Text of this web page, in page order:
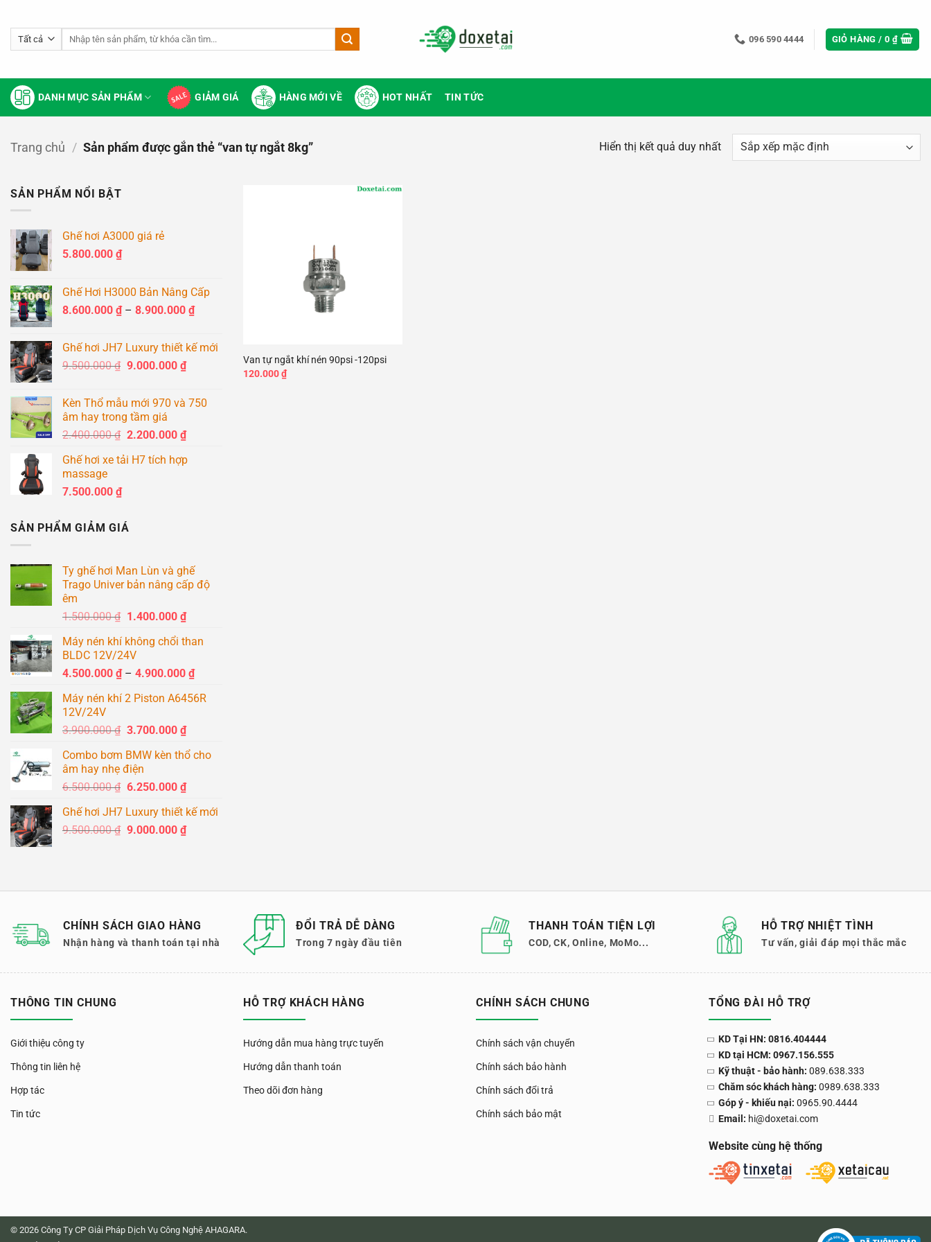
qua
096 590 4444 GIỎ HÀNG / 0 ₫
DANH MỤC SẢN PHẨM GIẢM GIÁ HÀNG MỚI VỀ HOT NHẤT TIN TỨC
Trang chủ / Sản phẩm được gắn thẻ “van tự ngắt 8kg” Hiển thị kết quả duy nhất
SẢN PHẨM NỔI BẬT
Ghế hơi A3000 giá rẻ
5.800.000 ₫
Ghế Hơi H3000 Bản Nâng Cấp
8.600.000 ₫ – 8.900.000 ₫Khoảng
8.600.000 ₫
Ghế hơi JH7 Luxury thiết kế mới
9.500.000₫ Giá
9.500.000 ₫.
9.000.000 ₫Giá
là:
Kèn Thổ mẫu mới 970 và 750
âm hay trong tầm giá
2.400.000₫ Giá
là:
2.200.000 ₫Giá
tại
Ghế hơi xe tải H7 tích hợp
massage
7.500.000 ₫
SẢN PHẨM GIẢM GIÁ
Ty ghế hơi Man Lùn và ghế
Trago Univer bản nâng cấp độ
êm
1.500.000₫ Giá
là:
1.500.000 ₫.
1.400.000 ₫Giá
tại
1.400.000 ₫.
Máy nén khí không chổi than
BLDC 12V/24V
4.500.000 ₫ – 4.900.000 ₫Khoảng
từ
Máy nén khí 2 Piston A6456R
12V/24V
3.900.000₫ Giá
là:
3.900.000 ₫.
3.700.000 ₫Giá
tại
3.700.000 ₫.
Combo bơm BMW kèn thổ cho
âm hay nhẹ điện
6.500.000₫ Giá
là:
6.500.000 ₫.
6.250.000 ₫Giá
tại
là:
Ghế hơi JH7 Luxury thiết kế mới
9.500.000₫ Giá
9.000.000 ₫Giá
9.000.000 ₫.
Van tự ngắt khí nén 90psi -120psi
120.000₫
CHÍNH SÁCH GIAO HÀNG
Nhận hàng và thanh toán tại nhà
ĐỔI TRẢ DỄ DÀNG
Trong 7 ngày đầu tiên
THANH TOÁN TIỆN LỢI
COD, CK, Online, MoMo...
HỖ TRỢ NHIỆT TÌNH
Tư vấn, giải đáp mọi thắc mắc
THÔNG TIN CHUNG
Giới thiệu công ty
Thông tin liên hệ
Hợp tác
Tin tức
HỖ TRỢ KHÁCH HÀNG
Hướng dẫn mua hàng trực tuyến
Hướng dẫn thanh toán
Theo dõi đơn hàng
CHÍNH SÁCH CHUNG
Chính sách vận chuyển
Chính sách bảo hành
Chính sách đổi trả
Chính sách bảo mật
TỔNG ĐÀI HỖ TRỢ
KD Tại HN: 0816.404444
KD tại HCM: 0967.156.555
Kỹ thuật - bảo hành: 089.638.333
Chăm sóc khách hàng: 0989.638.333
Góp ý - khiếu nại: 0965.90.4444
Email: hi@doxetai.com
Website cùng hệ thống
© 2026 Công Ty CP Giải Pháp Dịch Vụ Công Nghệ AHAGARA.